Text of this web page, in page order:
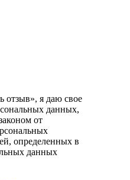
отзыв», я даю свое
данных,
от
определенных в
данных